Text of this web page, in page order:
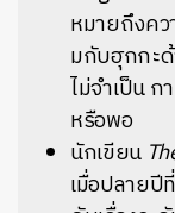
หมายถึงค
มกับฮุกกะด้
ไม่จำเป็น ก
หรือพอ
นักเขียน
เมื่อปลายปี